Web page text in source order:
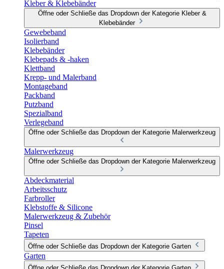
Kleber & Klebebänder
Öffne oder Schließe das Dropdown der Kategorie Kleber &
Klebebänder
Gewebeband
Isolierband
Klebebänder
Klebepads & -haken
Klettband
Krepp- und Malerband
Montageband
Packband
Putzband
Spezialband
Verlegeband
Öffne oder Schließe das Dropdown der Kategorie Malerwerkzeug
Malerwerkzeug
Öffne oder Schließe das Dropdown der Kategorie Malerwerkzeug
Abdeckmaterial
Arbeitsschutz
Farbroller
Klebstoffe & Silicone
Malerwerkzeug & Zubehör
Pinsel
Tapeten
Öffne oder Schließe das Dropdown der Kategorie Garten
Garten